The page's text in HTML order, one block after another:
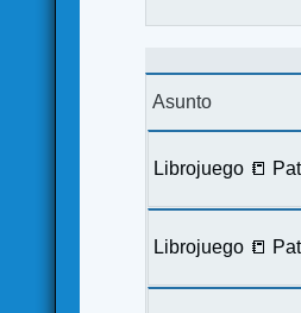
Asunto
Librojuego 📒
Librojuego 📒